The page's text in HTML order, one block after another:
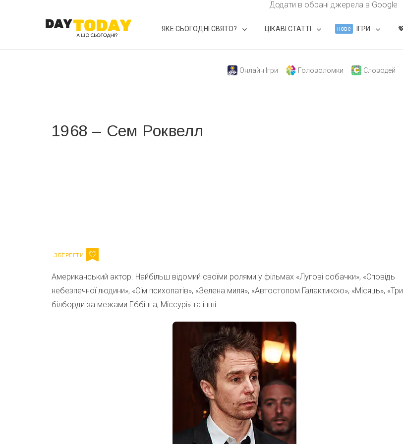
Додати в обрані джерела в Google
ЯКЕ СЬОГОДНІ СВЯТО? ЦІКАВІ СТАТТІ нове ІГРИ
Онлайн Ігри Головоломки Словодей
1968 – Сем Роквелл
Американський актор. Найбільш відомий своїми ролями у фільмах «Лугові собачки», «Сповідь
небезпечної людини», «Сім психопатів», «Зелена миля», «Автостопом Галактикою», «Місяць», «Три
білборди за межами Еббінга, Міссурі» та інші.